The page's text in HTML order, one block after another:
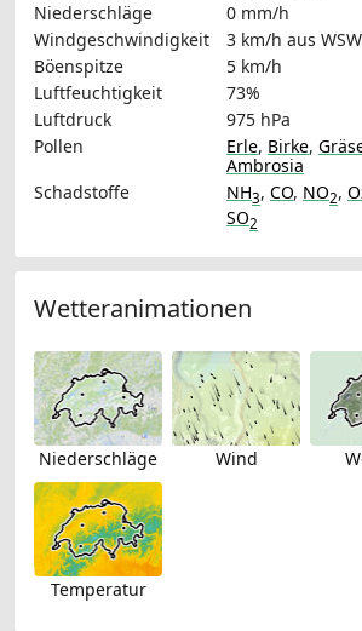
Niederschläge
0 mm/h
Windgeschwindigkeit
3 km/h aus WSW
Böenspitze
5 km/h
Luftfeuchtigkeit
73%
Luftdruck
975 hPa
Pollen
Erle, Birke,
Ambrosia
Schadstoffe
NH3, CO, NO2,
SO2
Wetteranimationen
Niederschläge Wind
Temperatur